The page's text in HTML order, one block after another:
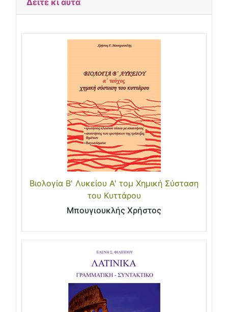
Δείτε κι αυτά
Βιολογία Β' Λυκείου Α' τομ Χημική Σύσταση
του Κυττάρου
Μπουγιουκλής Χρήστος